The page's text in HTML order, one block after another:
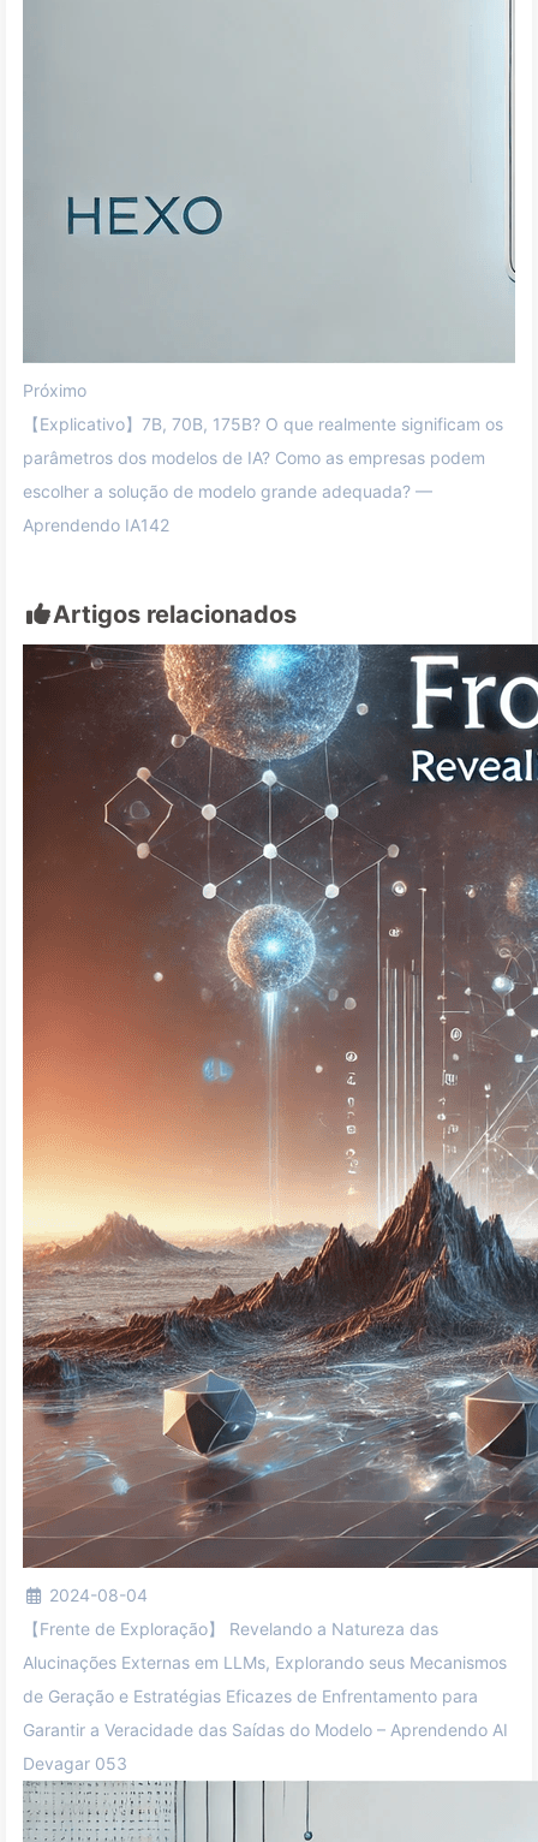
Próximo
【Explicativo】7B, 70B, 175B? O que realmente significam os
parâmetros dos modelos de IA? Como as empresas podem
escolher a solução de modelo grande adequada? —
Aprendendo IA142
Artigos relacionados
2024-08-04
【Frente de Exploração】 Revelando a Natureza das
Alucinações Externas em LLMs, Explorando seus Mecanismos
de Geração e Estratégias Eficazes de Enfrentamento para
Garantir a Veracidade das Saídas do Modelo – Aprendendo AI
Devagar 053